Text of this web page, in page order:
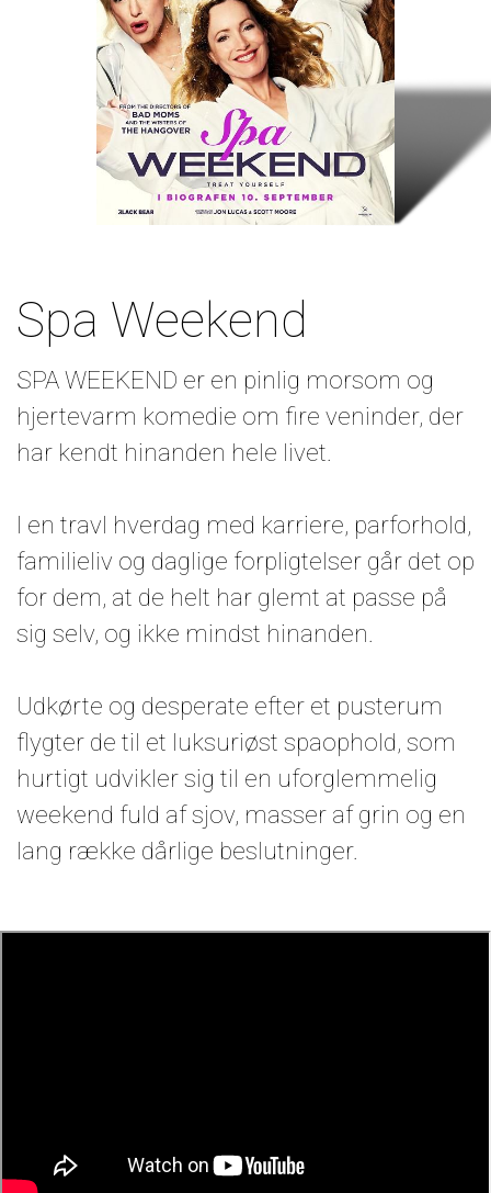
Spa Weekend
SPA WEEKEND er en pinlig morsom og
hjertevarm komedie om fire veninder, der
har kendt hinanden hele livet.
I en travl hverdag med karriere, parforhold,
familieliv og daglige forpligtelser går det op
for dem, at de helt har glemt at passe på
sig selv, og ikke mindst hinanden.
Udkørte og desperate efter et pusterum
flygter de til et luksuriøst spaophold, som
hurtigt udvikler sig til en uforglemmelig
weekend fuld af sjov, masser af grin og en
lang række dårlige beslutninger.